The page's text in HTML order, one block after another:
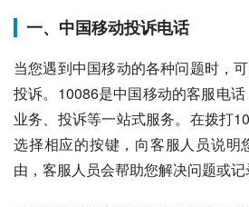
一、中国移动投诉电话
当您遇到中国移动的各种问题时，
投诉。10086是中国移动的客服电
业务、投诉等一站式服务。在拨打
选择相应的按键，向客服人员说明
由，客服人员会帮助您解决问题或记